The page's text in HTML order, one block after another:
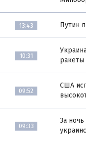
13:43 Путин
10:31
ракеты
09:52
США
09:33
За